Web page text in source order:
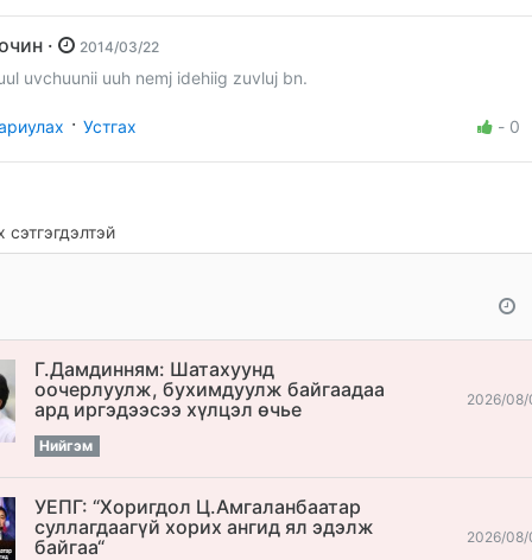
Зочин · 2014/03/22
uvchuunii uuh nemj idehiig zuvluj bn.
· Устгах - 0
Г.Дамдинням: Шатахуунд
оочерлуулж, бухимдуулж байгаадаа
ард иргэдээсээ хүлцэл өчье
Нийгэм
2026/08/
УЕПГ: “Хоригдол Ц.Амгаланбаатар
cуллагдаагүй хорих ангид ял эдэлж
байгаа“
2026/08/